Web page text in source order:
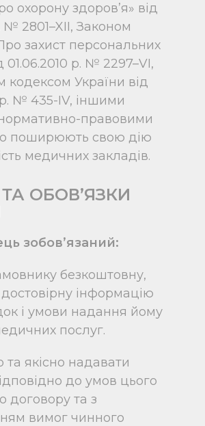
охорону здоров’я» від
№ 2801–XII, Законом
захист персональних
01.06.2010 р. № 2297–VI,
кодексом України від
р. № 435-IV, іншими
правовими
поширюють свою дію
медичних закладів.
ОБОВ’ЯЗКИ
зобов’язаний:
безкоштовну,
інформацію
і умови надання йому
послуг.
та якісно надавати
до умов цього
договору та з
вимог чинного